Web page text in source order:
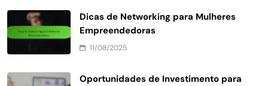
Dicas de Networking para Mulheres
Empreendedoras
11/08/2025
Oportunidades de Investimento para